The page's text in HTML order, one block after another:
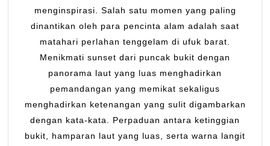
yang
menginspirasi. Salah satu momen yang paling
dinantikan oleh para pencinta alam adalah saat
matahari perlahan tenggelam di ufuk barat.
Menikmati sunset dari puncak bukit dengan
panorama laut yang luas menghadirkan
pemandangan yang memikat sekaligus
menghadirkan ketenangan yang sulit digambarkan
dengan kata-kata. Perpaduan antara ketinggian
bukit, hamparan laut yang luas, serta warna langit